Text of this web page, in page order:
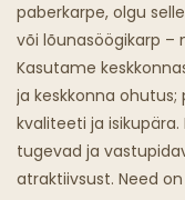
Toidukärud
Pagariäri
Rasvane
paberkarpe, olgu
või lõunasöögikarp –
Kasutame
ja keskkonna
kvaliteeti ja
tugevad ja
atraktiivsust. Need